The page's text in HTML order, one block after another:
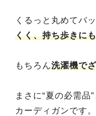
くるっと丸めてバ
くく、持ち歩きに
もちろん洗濯機で
まさに“夏の必需品
カーディガンです。